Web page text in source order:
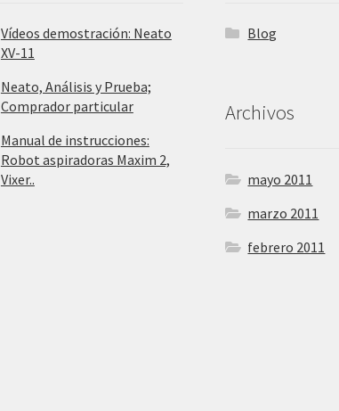
Vídeos demostración: Neato
XV-11
Neato, Análisis y Prueba;
Comprador particular
Manual de instrucciones:
Robot aspiradoras Maxim 2,
Vixer..
Blog
Archivos
mayo 2011
marzo 2011
febrero 2011